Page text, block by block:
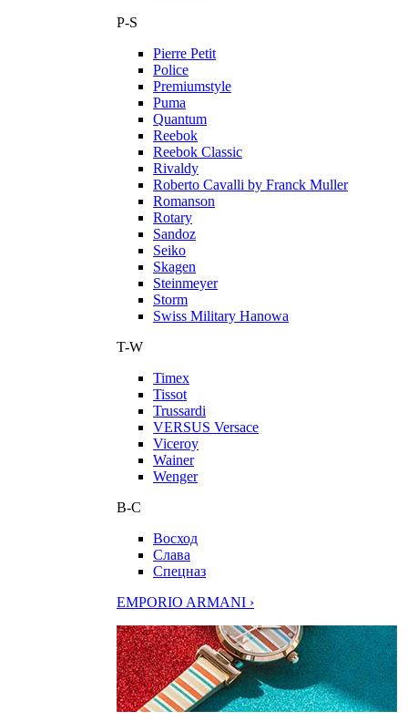
P-S
Pierre Petit
Police
Premiumstyle
Puma
Quantum
Reebok
Reebok Classic
Rivaldy
Roberto Cavalli by Franck Muller
Romanson
Rotary
Sandoz
Seiko
Skagen
Steinmeyer
Storm
Swiss Military Hanowa
T-W
Timex
Tissot
Trussardi
VERSUS Versace
Viceroy
Wainer
Wenger
В-С
Восход
Слава
Спецназ
EMPORIO ARMANI ›